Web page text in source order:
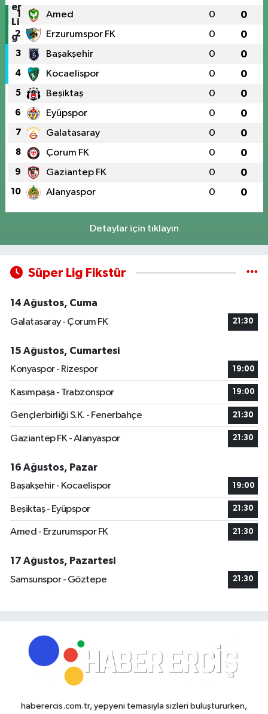
1 Amed 0 0
2 Erzurumspor FK 0 0
3 Başakşehir 0 0
4 Kocaelispor 0 0
5 Beşiktaş 0 0
6 Eyüpspor 0 0
7 Galatasaray 0 0
8 Çorum FK 0 0
9 Gaziantep FK 0 0
10 Alanyaspor 0 0
Detaylar için tıklayın
Süper Lig Fikstür
14 Ağustos, Cuma
Galatasaray - Çorum FK
21:30
15 Ağustos, Cumartesi
Konyaspor - Rizespor
19:00
Kasımpaşa - Trabzonspor 19:00
Gençlerbirliği S.K. - Fenerbahçe 21:30
Gaziantep FK - Alanyaspor 21:30
16 Ağustos, Pazar
Başakşehir - Kocaelispor
19:00
Beşiktaş - Eyüpspor 21:30
Amed - Erzurumspor FK 21:30
17 Ağustos, Pazartesi
Samsunspor - Göztepe
21:30
haberercis.com.tr, yepyeni temasıyla sizleri buluştururken,